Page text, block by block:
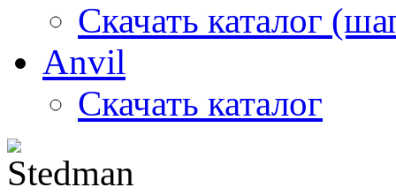
Скачать каталог
Anvil
Скачать каталог